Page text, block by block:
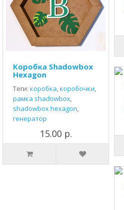
Коробка Shadowbox
Hexagon
Теги: коробка,коробочки,
рамка shadowbox,
shadowbox hexagon,
генератор
15.00 р.